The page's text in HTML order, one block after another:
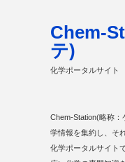
Chem-
テ)
化学ポータルサイト
Chem-Station(略称
学情報を集約し、そ
化学ポータルサイト